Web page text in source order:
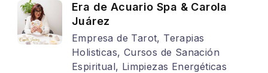
Era de Acuario Spa & Carola
Juárez
Empresa de Tarot, Terapias
Holisticas, Cursos de Sanación
Espiritual, Limpiezas Energéticas